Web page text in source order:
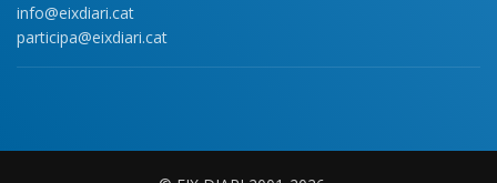
info@eixdiari.cat
participa@eixdiari.cat